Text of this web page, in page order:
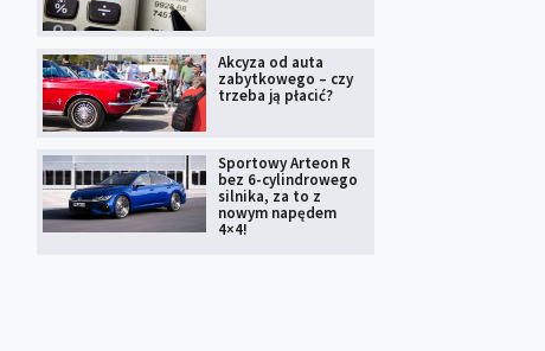
Akcyza od auta
zabytkowego – czy
trzeba ją płacić?
Sportowy Arteon R
bez 6-cylindrowego
silnika, za to z
nowym napędem
4×4!